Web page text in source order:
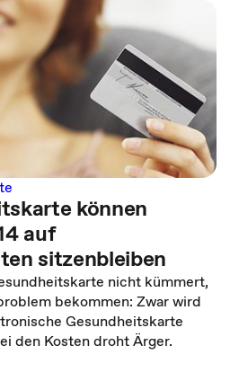
können
auf
sitzenbleiben
nicht kümmert,
bekommen: Zwar wird
Gesundheitskarte
den Kosten droht Ärger.